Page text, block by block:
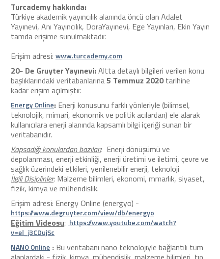
Turcademy hakkında:
Türkiye akademik yayıncılık alanında öncü olan Adalet
Yayınevi, Anı Yayıncılık, DoraYayınevi, Ege Yayınları, Ekin
tamda erişime sunulmaktadır.
Erişim adresi: www.turcademy.com
20- De GruyterYayınevi:Altta detaylı bilgileri verilen konu
başlıklarındaki veritabanlarına5 Temmuz 2020tarihine
kadar erişim açılmıştır.
Energy Online: Enerji konusunu farklı yönleriyle (bilimsel,
teknolojik, mimari, ekonomik ve politik acılardan) ele alarak
kullanıcılara enerji alanında kapsamlı bilgi içeriği sunan bir
veritabanıdır.
Kapsadığı konulardan bazıları: Enerji dönüşümü ve
depolanması, enerji etkinliği, enerji üretimi ve iletimi, çevre ve
sağlık üzerindeki etkileri, yenilenebilir enerji, teknoloji
İlgili Disiplinler: Malzeme bilimleri, ekonomi, mmarlık, siyaset,
fizik, kimya ve mühendislik.
Erişim adresi: Energy Online (energyo) -
https://www.degruyter.com/view/db/energyo
Eğitim Videosu: https://www.youtube.com/watch?
v=el_j3CDujSc
NANO Online : Bu veritabanı nano teknolojiyle bağlantılı tüm